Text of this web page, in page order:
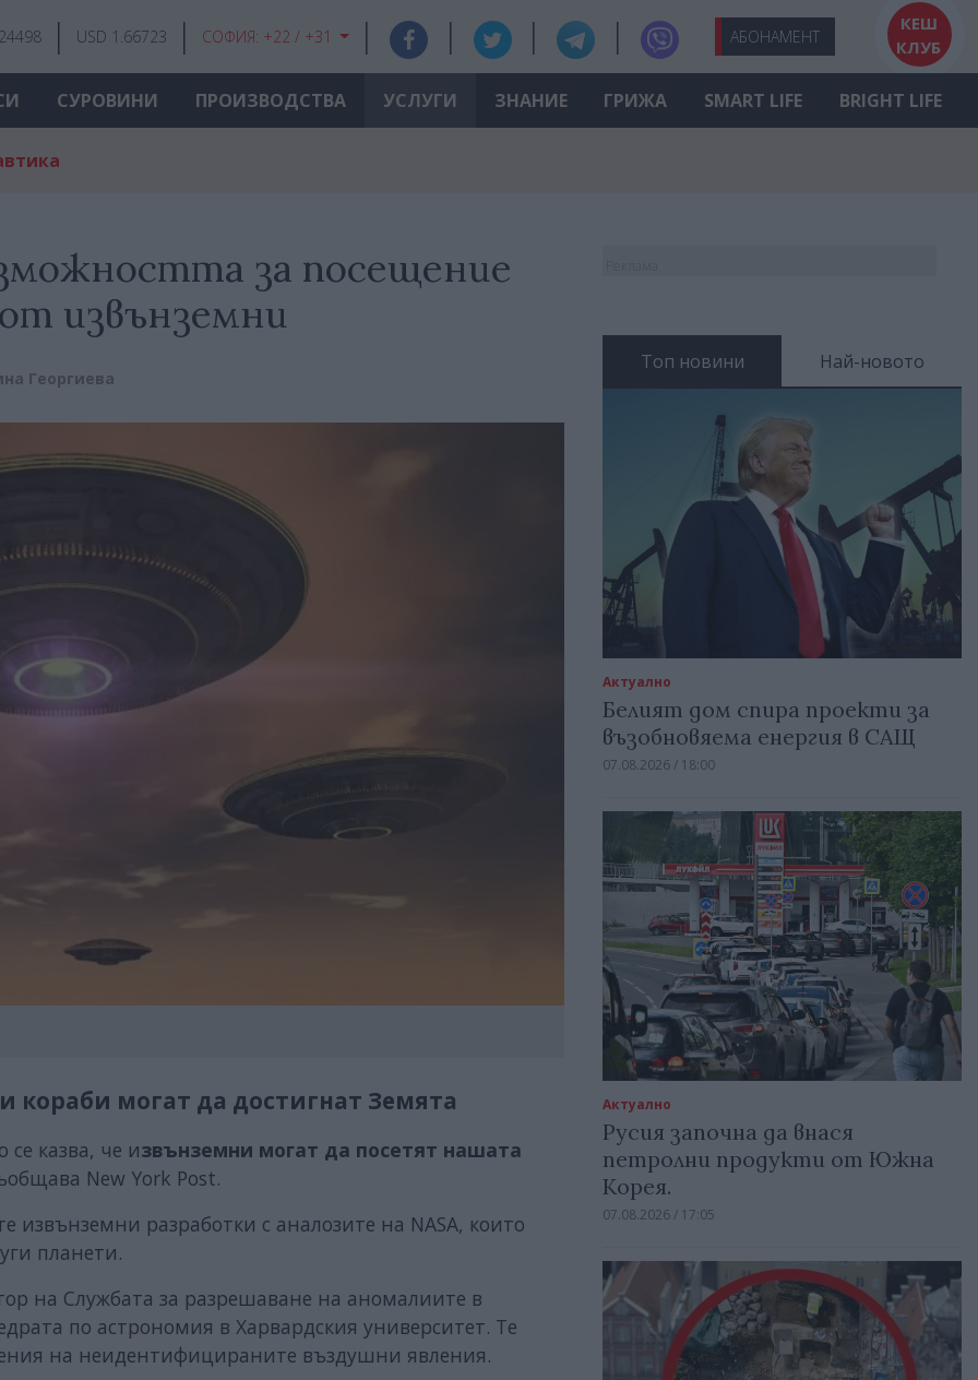
USD 1.66723 СОФИЯ: +22 / +31 АБОНАМЕНТ
КЕШ
КЛУБ
СУРОВИНИ ПРОИЗВОДСТВА УСЛУГИ ЗНАНИЕ ГРИЖА SMART LIFE BRIGHT LIFE
за посещение
извънземни
Георгиева
кораби могат да достигнат Земята
се казва, че извънземни могат да посетят нашата
New York Post.
разработки с аналозите на NASA, които
планети.
на Службата за разрешаване на аномалиите в
по астрономия в Харвардския университет. Те
на неидентифицираните въздушни явления.
Топ новини Най-новото
Актуално
Белият дом спира проекти за
възобновяема енергия в САЩ
07.08.2026 / 18:00
Актуално
Русия започна да внася
петролни продукти от Южна
Корея.
07.08.2026 / 17:05